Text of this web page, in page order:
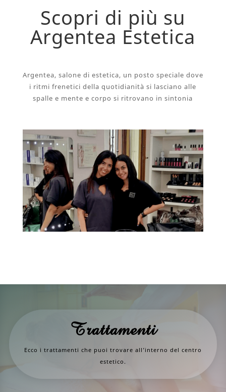
Scopri di più su
Argentea Estetica
Argentea, salone di estetica, un posto speciale dove
i ritmi freneticidella quotidianità si lasciano alle
spalle e mente e corpo si ritrovano in sintonia
Trattamenti
Ecco i trattamenti che puoi trovare all’interno del centro
estetico.